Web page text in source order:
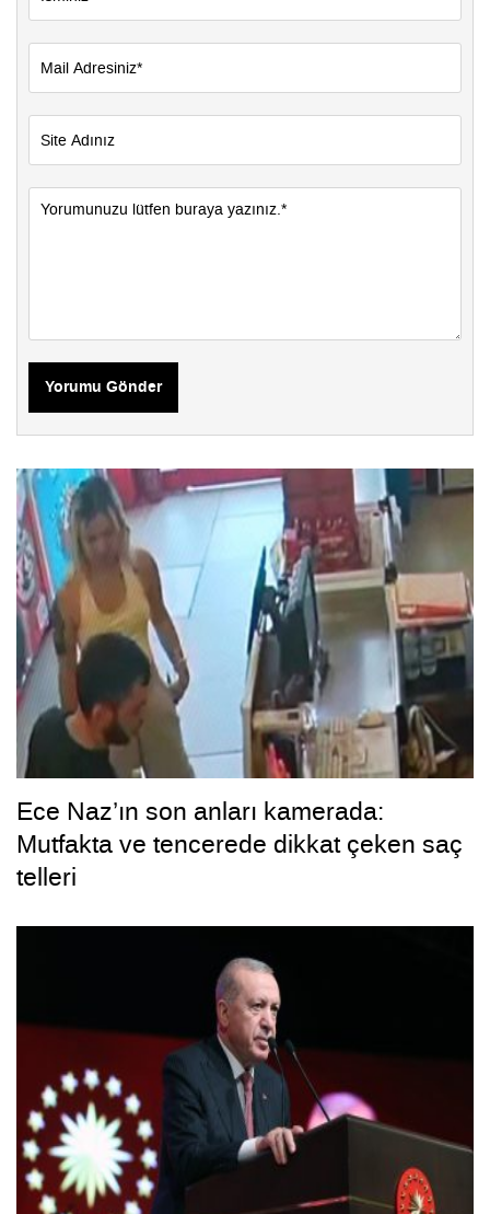
Yorumu Gönder
Ece Naz’ın son anları kamerada:
Mutfakta ve tencerede dikkat çeken saç
telleri